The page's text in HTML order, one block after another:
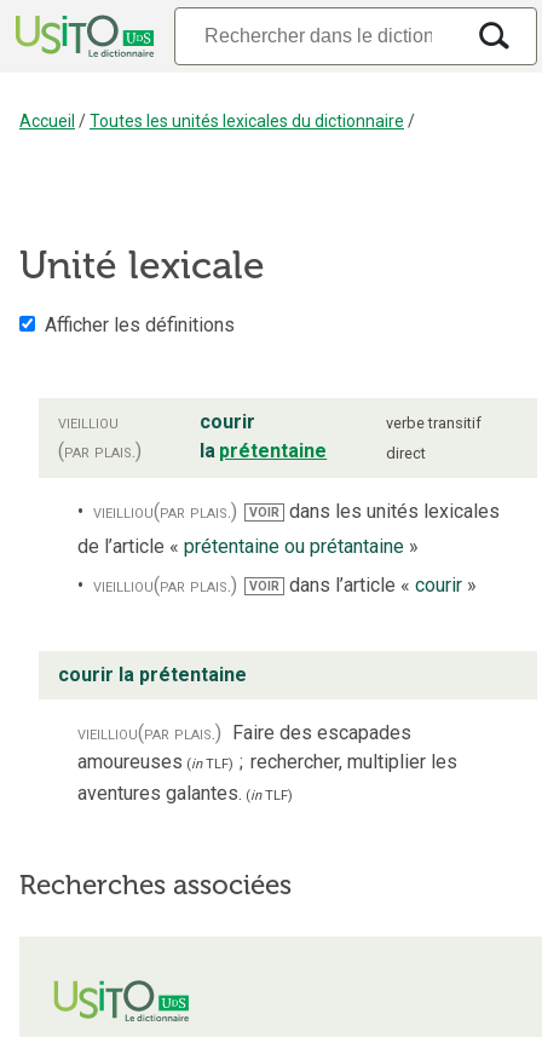
Accueil /Toutes les unités lexicales du dictionnaire /
Unité lexicale
Afficher les définitions
vieilliou
(par plais.)
courir
la prétentaine
verbe transitif
direct
vieilliou(par plais.) VOIR dans les unités lexicales
de l’article « prétentaine ou prétantaine »
vieilliou(par plais.) VOIR dans l’article « courir»
courir la prétentaine
vieilliou(par plais.) Faire des escapades
amoureuses (inTLF) ; rechercher, multiplier les
aventures galantes. (inTLF)
Recherches associées